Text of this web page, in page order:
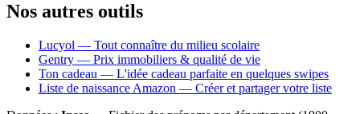
Nos autres outils
Lucyol — Tout connaître du milieu scolaire
Gentry — Prix immobiliers & qualité de vie
Ton cadeau — L'idée cadeau parfaite en quelques swipes
Liste de naissance Amazon — Créer et partager votre liste